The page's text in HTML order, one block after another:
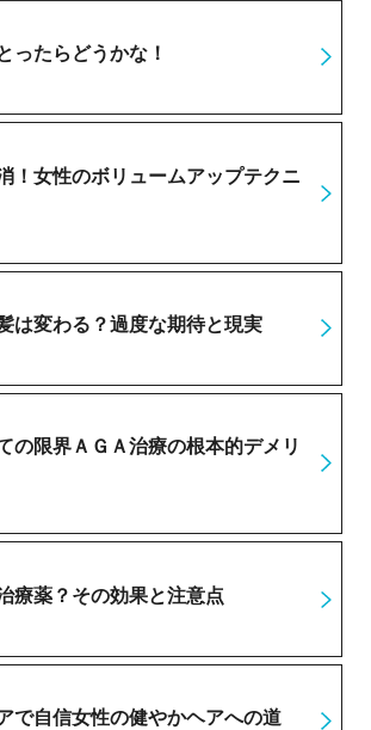
ったらどうかな！
！女性のボリュームアップテクニ
は変わる？過度な期待と現実
の限界ＡＧＡ治療の根本的デメリ
療薬？その効果と注意点
で自信女性の健やかヘアへの道